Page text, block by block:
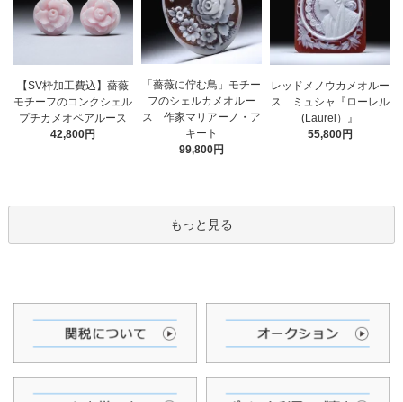
【SV枠加工費込】薔薇
モチーフのコンクシェル
プチカメオペアルース
42,800円
「薔薇に佇む鳥」モチー
フのシェルカメオルー
ス 作家マリアーノ・ア
キート
99,800円
レッドメノウカメオルー
ス ミュシャ『ローレル
(Laurel）』
55,800円
もっと見る